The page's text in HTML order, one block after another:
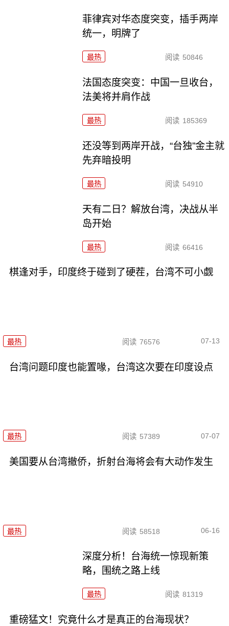
菲律宾对华态度突变，插手两岸
统一，明牌了
最热 阅读 50846
法国态度突变：中国一旦收台，
法美将并肩作战
最热 阅读 185369
还没等到两岸开战，“台独”金主就
先弃暗投明
最热 阅读 54910
天有二日？解放台湾，决战从半
岛开始
最热 阅读 66416
棋逢对手，印度终于碰到了硬茬，台湾不可小觑
最热 阅读 76576 07-13
台湾问题印度也能置喙，台湾这次要在印度设点
最热 阅读 57389 07-07
美国要从台湾撤侨，折射台海将会有大动作发生
最热 阅读 58518 06-16
深度分析！台海统一惊现新策
略，围统之路上线
最热 阅读 81319
重磅猛文！究竟什么才是真正的台海现状？